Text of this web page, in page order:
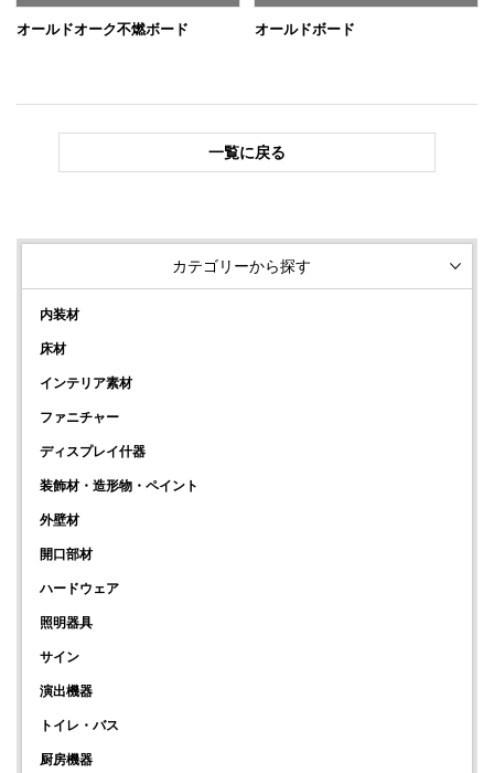
オールドオーク不燃ボード オールドボード
一覧に戻る
カテゴリーから探す
内装材
床材
インテリア素材
ファニチャー
ディスプレイ什器
装飾材・造形物・ペイント
外壁材
開口部材
ハードウェア
照明器具
サイン
演出機器
トイレ・バス
厨房機器